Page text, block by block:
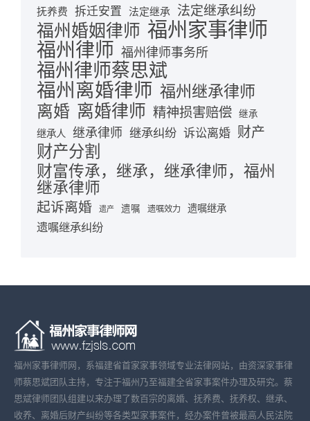
抚养费 拆迁安置 法定继承 法定继承纠纷
福州婚姻律师 福州家事律师
福州律师 福州律师事务所
福州律师蔡思斌
福州离婚律师 福州继承律师
离婚 离婚律师 精神损害赔偿 继承
继承人 继承律师 继承纠纷 诉讼离婚 财产
财产分割
财富传承，继承，继承律师，福州
继承律师
起诉离婚 遗产 遗嘱 遗嘱效力 遗嘱继承
遗嘱继承纠纷
福州家事律师网，系福建省首家家事领域专业法律网站，由资深家事律
师蔡思斌团队主持，专注于福州乃至福建全省家事案件办理及研究。蔡
思斌律师团队组建以来办理了数百宗的离婚、抚养费、抚养权、继承、
收养、离婚后财产纠纷等各类型家事案件，经办案件曾被最高人民法院